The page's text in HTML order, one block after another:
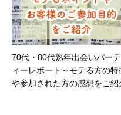
70代・80代熟年出会いパーテ
ィーレポート～モテる方の特
や参加された方の感想をご紹